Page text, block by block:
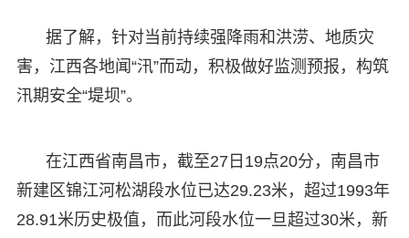
据了解，针对当前持续强降雨和洪涝、地质灾
害，江西各地闻“汛”而动，积极做好监测预报，构筑
汛期安全“堤坝”。
在江西省南昌市，截至27日19点20分，南昌市
新建区锦江河松湖段水位已达29.23米，超过1993年
28.91米历史极值，而此河段水位一旦超过30米，新